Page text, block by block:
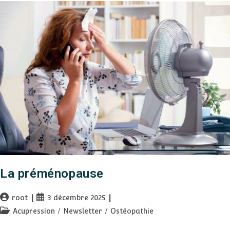
Clair.
La préménopause
Auteur/autrice
de
root
Publication
publiée :
3 décembre 2025
PostAcupression / Newsletter / Ostéopathie